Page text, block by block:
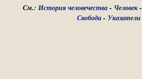
См.: История человечества- Человек-
Свобода- Указатели